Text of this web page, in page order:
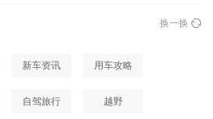
换一换
新车资讯 用车攻略
自驾旅行 越野